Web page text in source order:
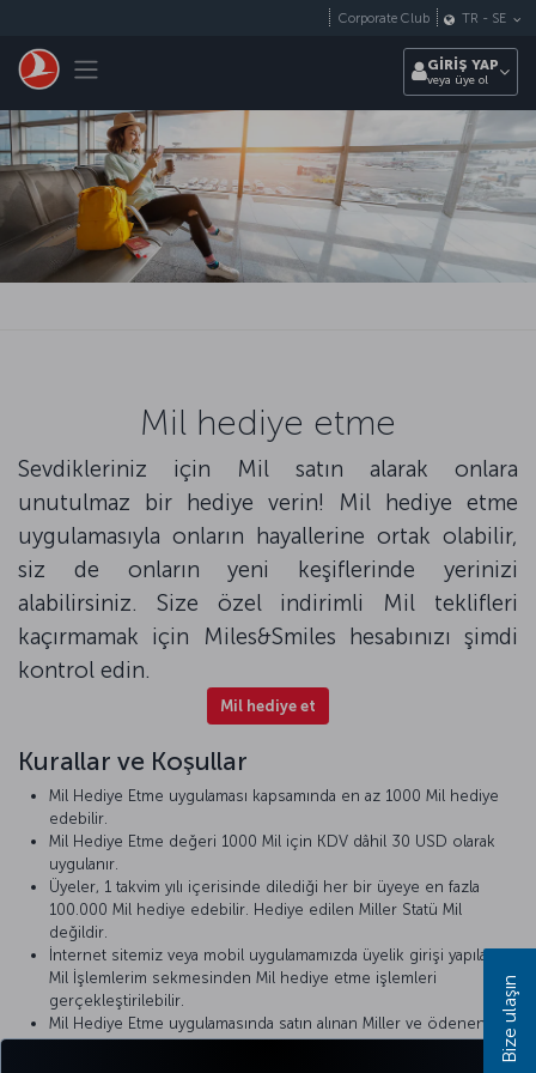
Toggle navigation
Corporate Club TR - SE
GİRİŞ YAP
veya üye ol
Mil hediye etme
Sevdikleriniz için Mil satın alarak onlara
unutulmaz bir hediye verin! Mil hediye etme
uygulamasıyla onların hayallerine ortak olabilir,
siz de onların yeni keşiflerinde yerinizi
alabilirsiniz. Size özel indirimli Mil teklifleri
kaçırmamak için Miles&Smiles hesabınızı şimdi
kontrol edin.
Mil hediye et
Kurallar ve Koşullar
Mil Hediye Etme uygulaması kapsamında en az 1000 Mil hediye
edebilir.
Mil Hediye Etme değeri 1000 Mil için KDV dâhil 30 USD olarak
uygulanır.
Üyeler, 1 takvim yılı içerisinde dilediği her bir üyeye en fazla
100.000 Mil hediye edebilir. Hediye edilen Miller Statü Mil
değildir.
İnternet sitemiz veya mobil uygulamamızda üyelik girişi yapılarak
Mil İşlemlerim sekmesinden Mil hediye etme işlemleri
gerçekleştirilebilir.
Mil Hediye Etme uygulamasında satın alınan Miller ve ödenen
Bize ulaşın